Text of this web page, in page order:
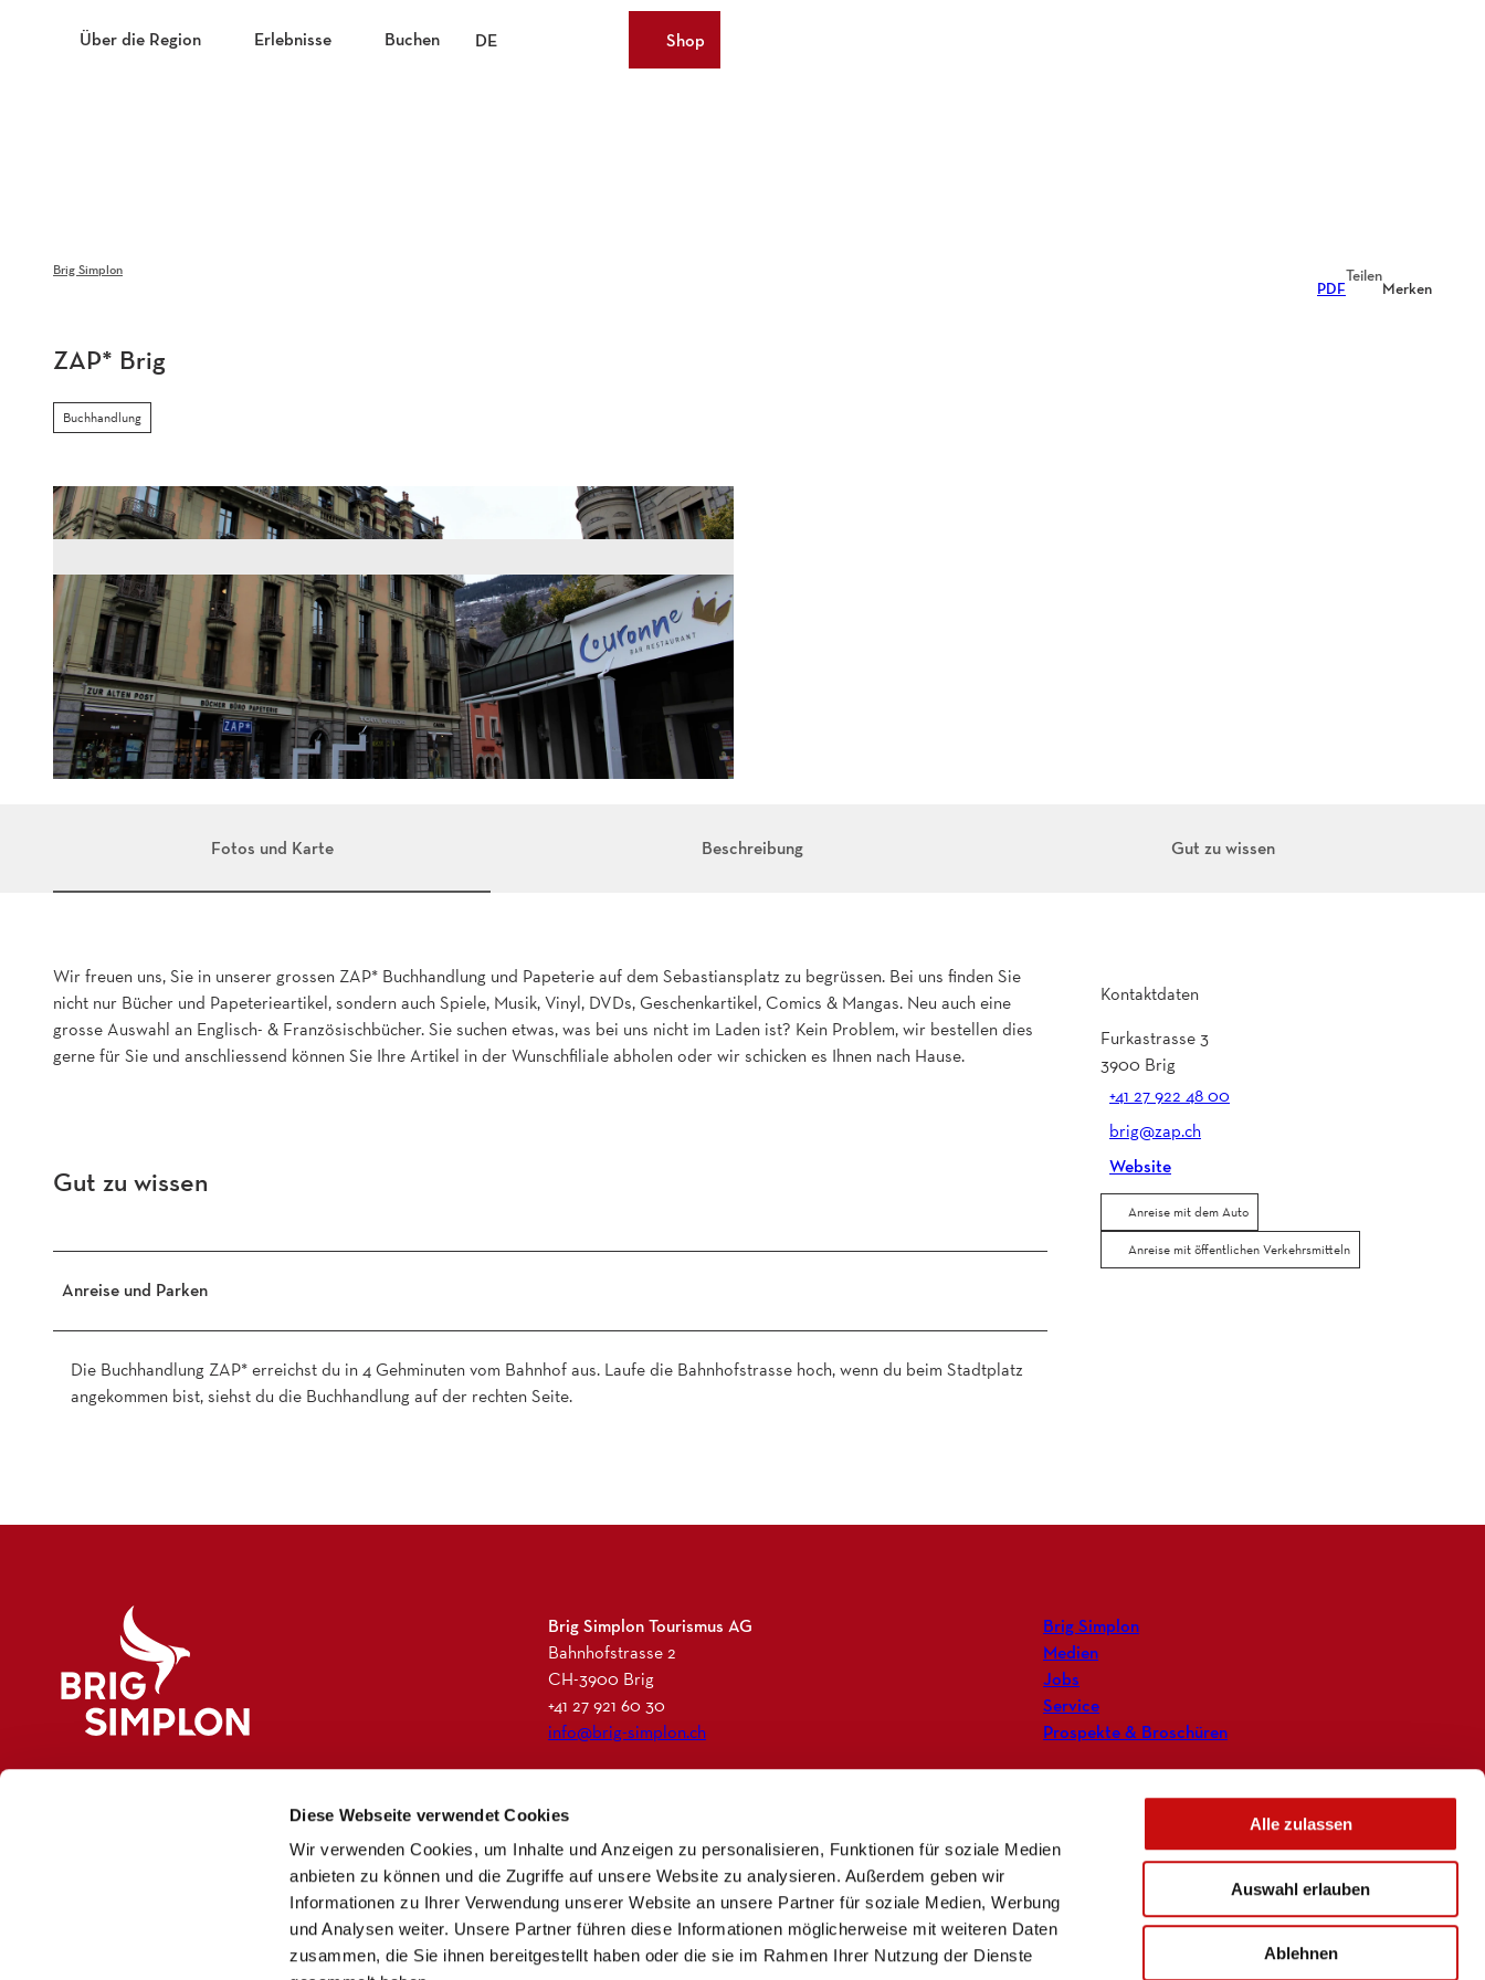
Diese Webseite verwendet Cookies
Wir verwenden Cookies, um Inhalte und Anzeigen zu personalisieren, Funktionen für soziale Medien
anbieten zu können und die Zugriffe auf unsere Website zu analysieren. Außerdem geben wir
Informationen zu Ihrer Verwendung unserer Website an unsere Partner für soziale Medien, Werbung
und Analysen weiter. Unsere Partner führen diese Informationen möglicherweise mit weiteren Daten
zusammen, die Sie ihnen bereitgestellt haben oder die sie im Rahmen Ihrer Nutzung der Dienste
Alle zulassen
Auswahl erlauben
Ablehnen
Über die Region Erlebnisse Buchen DE WebcamsShop
Brig Simplon
PDF
Teilen
Merken
ZAP* Brig
Buchhandlung
2
4
.
J
P
Fotos und Karte Beschreibung Gut zu wissen
Wir freuen uns, Sie in unserer grossen ZAP* Buchhandlung und Papeterie auf dem Sebastiansplatz zu begrüssen. Bei uns finden Sie
nicht nur Bücher und Papeterieartikel, sondern auch Spiele, Musik, Vinyl, DVDs, Geschenkartikel, Comics & Mangas. Neu auch eine
grosse Auswahl an Englisch- & Französischbücher. Sie suchen etwas, was bei uns nicht im Laden ist? Kein Problem, wir bestellen dies
gerne für Sie und anschliessend können Sie Ihre Artikel in der Wunschfiliale abholen oder wir schicken es Ihnen nach Hause.
Gut zu wissen
Anreise und Parken
Die Buchhandlung ZAP* erreichst du in 4 Gehminuten vom Bahnhof aus. Laufe die Bahnhofstrasse hoch, wenn du beim Stadtplatz
angekommen bist, siehst du die Buchhandlung auf der rechten Seite.
Kontaktdaten
Furkastrasse 3
3900 Brig
+41 27 922 48 00
brig@zap.ch
Website
Anreise mit dem Auto
Anreise mit öffentlichen Verkehrsmitteln
Brig Simplon Tourismus AG
Bahnhofstrasse 2
CH-3900 Brig
+41 27 921 60 30
info@brig-simplon.ch
n
s
t
a
g
r
c
e
b
o
o
n
k
e
d
i
w
s
l
e
t
Brig Simplon
Medien
Jobs
Service
Prospekte & Broschüren